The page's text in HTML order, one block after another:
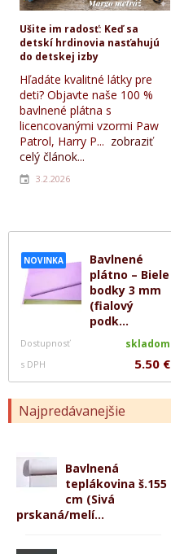
NOVINKA
Bavlnené
plátno – Biele
bodky 3 mm
(fialový
podk...
Dostupnosť skladom
s DPH 5.50 €
Najpredávanejšie
Bavlnená
teplákovina š.155
cm (Sivá
prskaná/melí...
Ušite im radosť: Keď sa
detskí hrdinovia nasťahujú
do detskej izby
Hľadáte kvalitné látky pre
deti? Objavte naše 100 %
bavlnené plátna s
licencovanými vzormi Paw
Patrol, Harry P... zobraziť
celý článok...
3.2.2026